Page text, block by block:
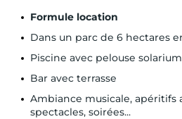
Formule location
Dans un parc de 6 hectares
Piscine avec pelouse solarium
Bar avec terrasse
Ambiance musicale, apéritifs
spectacles, soirées...